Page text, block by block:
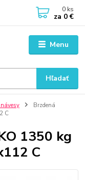
Menu
Hľadať
0 ks
za 0 €
Brzdená
C
1350 kg
C